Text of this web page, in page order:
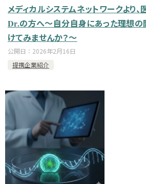
メディカルシステムネットワークより
Dr.の方へ～自分自身にあった理想の
けてみませんか？～
公開日： 2026年2月16日
提携企業紹介